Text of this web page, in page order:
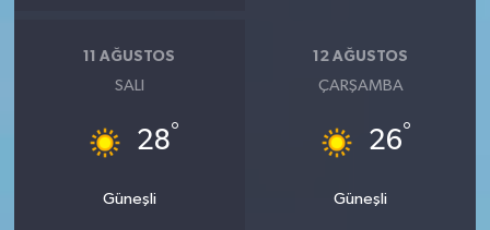
11 AĞUSTOS
SALI
28°
Güneşli
12 AĞUSTOS
ÇARŞAMBA
26°
Güneşli